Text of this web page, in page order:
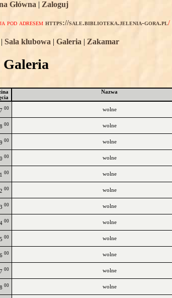
Główna | Zaloguj
pod adresem https://sale.biblioteka.jelenia-gora.pl/
| Sala klubowa | Galeria | Zakamar
Galeria
Nazwa
7 00 wolne
8 00 wolne
9 00 wolne
00 wolne
00 wolne
00 wolne
00 wolne
00 wolne
00 wolne
00 wolne
00 wolne
00 wolne